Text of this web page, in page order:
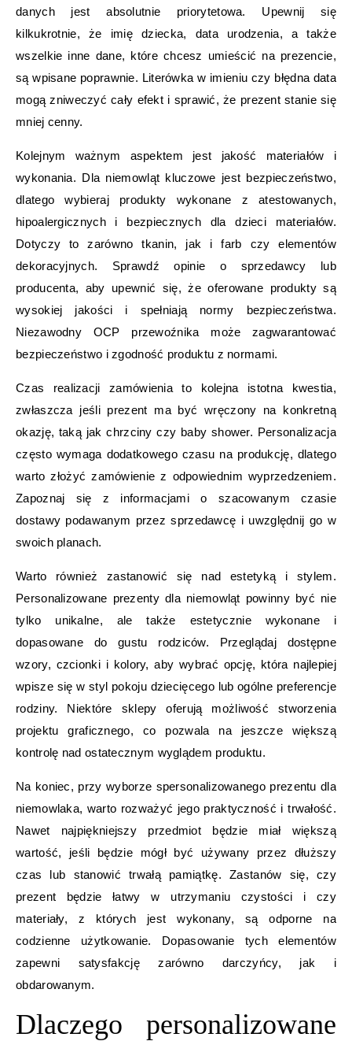
danych jest absolutnie priorytetowa. Upewnij się
kilkukrotnie, że imię dziecka, data urodzenia, a także
wszelkie inne dane, które chcesz umieścić na prezencie,
są wpisane poprawnie. Literówka w imieniu czy błędna data
mogą zniweczyć cały efekt i sprawić, że prezent stanie się
mniej cenny.
Kolejnym ważnym aspektem jest jakość materiałów i
wykonania. Dla niemowląt kluczowe jest bezpieczeństwo,
dlatego wybieraj produkty wykonane z atestowanych,
hipoalergicznych i bezpiecznych dla dzieci materiałów.
Dotyczy to zarówno tkanin, jak i farb czy elementów
dekoracyjnych. Sprawdź opinie o sprzedawcy lub
producenta, aby upewnić się, że oferowane produkty są
wysokiej jakości i spełniają normy bezpieczeństwa.
Niezawodny OCP przewoźnika może zagwarantować
bezpieczeństwo i zgodność produktu z normami.
Czas realizacji zamówienia to kolejna istotna kwestia,
zwłaszcza jeśli prezent ma być wręczony na konkretną
okazję, taką jak chrzciny czy baby shower. Personalizacja
często wymaga dodatkowego czasu na produkcję, dlatego
warto złożyć zamówienie z odpowiednim wyprzedzeniem.
Zapoznaj się z informacjami o szacowanym czasie
dostawy podawanym przez sprzedawcę i uwzględnij go w
swoich planach.
Warto również zastanowić się nad estetyką i stylem.
Personalizowane prezenty dla niemowląt powinny być nie
tylko unikalne, ale także estetycznie wykonane i
dopasowane do gustu rodziców. Przeglądaj dostępne
wzory, czcionki i kolory, aby wybrać opcję, która najlepiej
wpisze się w styl pokoju dziecięcego lub ogólne preferencje
rodziny. Niektóre sklepy oferują możliwość stworzenia
projektu graficznego, co pozwala na jeszcze większą
kontrolę nad ostatecznym wyglądem produktu.
Na koniec, przy wyborze spersonalizowanego prezentu dla
niemowlaka, warto rozważyć jego praktyczność i trwałość.
Nawet najpiękniejszy przedmiot będzie miał większą
wartość, jeśli będzie mógł być używany przez dłuższy
czas lub stanowić trwałą pamiątkę. Zastanów się, czy
prezent będzie łatwy w utrzymaniu czystości i czy
materiały, z których jest wykonany, są odporne na
codzienne użytkowanie. Dopasowanie tych elementów
zapewni satysfakcję zarówno darczyńcy, jak i
obdarowanym.
Dlaczego personalizowane